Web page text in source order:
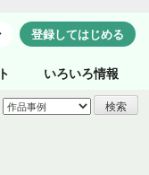
いろいろ情報
登録してはじめる